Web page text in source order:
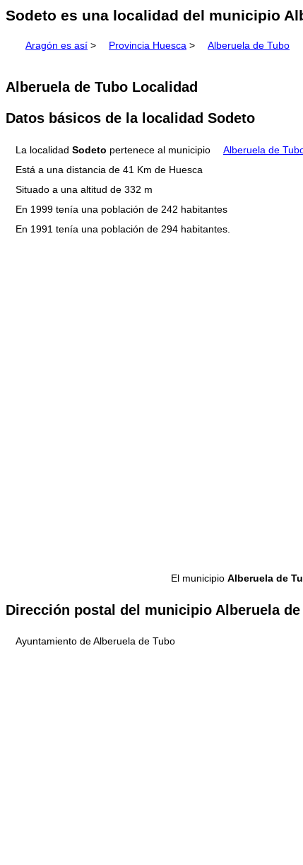
Sodeto es una localidad del municipio
Aragón es así > Provincia Huesca > Alberuela de Tubo
Alberuela de Tubo Localidad
Datos básicos de la localidad Sodeto
La localidad Sodeto pertenece al municipio
Alberuela de
Está a una distancia de 41 Km de Huesca
Situado a una altitud de 332 m
En 1999 tenía una población de 242 habitantes
En 1991 tenía una población de 294 habitantes.
El municipio Alberuela de
Dirección postal del municipio Alberuela
Ayuntamiento de Alberuela de Tubo